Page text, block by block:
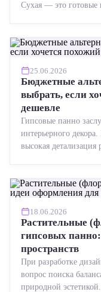
Сухая — это готовые
25.06.2026
Бюджетные
выбрать, если
дешевле
Гипсовые панно
интерьерного
высокая детализация
18.06.2026
Растительные
гипсовых
пространств
При разработке
вопрос поиска
природной